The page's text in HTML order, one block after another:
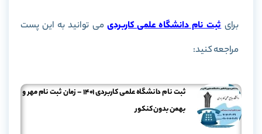
برایثبت نام دانشگاه علمی کاربردیمی توانید به این پست
مراجعه کنید:
ثبت نام دانشگاه علمی کاربردی 1401 – زمان ثبت نام مهر و
بهمن بدون کنکور